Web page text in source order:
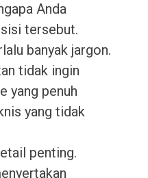
Anda
tersebut.
banyak jargon.
tidak ingin
yang penuh
yang tidak
penting.